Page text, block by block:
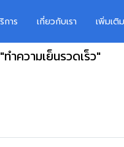
การ เกี่ยวกับเรา เพิ่มเ
ำความเย็นรวดเร็ว"